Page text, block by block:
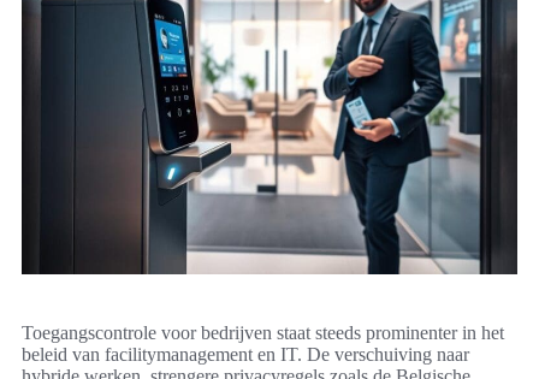
Toegangscontrole voor bedrijven staat steeds prominenter in het
beleid van facilitymanagement en IT. De verschuiving naar